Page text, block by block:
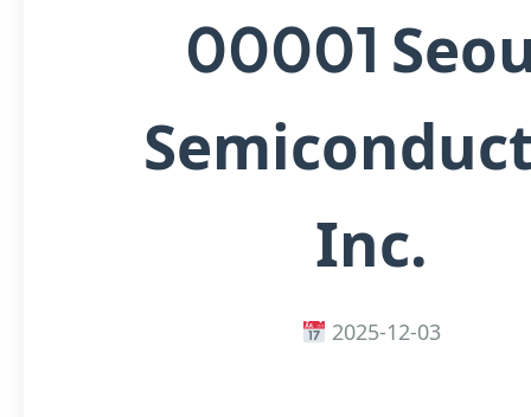
00001
Inc.
2025-12-03